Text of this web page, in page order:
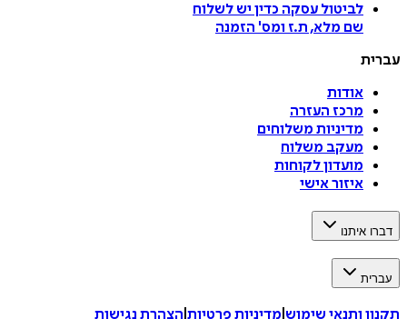
לביטול עסקה כדין יש לשלוח
שם מלא, ת.ז ומס' הזמנה
עברית
אודות
מרכז העזרה
מדיניות משלוחים
מעקב משלוח
מועדון לקוחות
איזור אישי
דברו איתנו
עברית
תקנון ותנאי שימוש מדיניות פרטיות הצהרת נגישות